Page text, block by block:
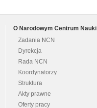
O Narodowym Centrum Nauki
Zadania NCN
Dyrekcja
Rada NCN
Koordynatorzy
Struktura
Akty prawne
Oferty pracy